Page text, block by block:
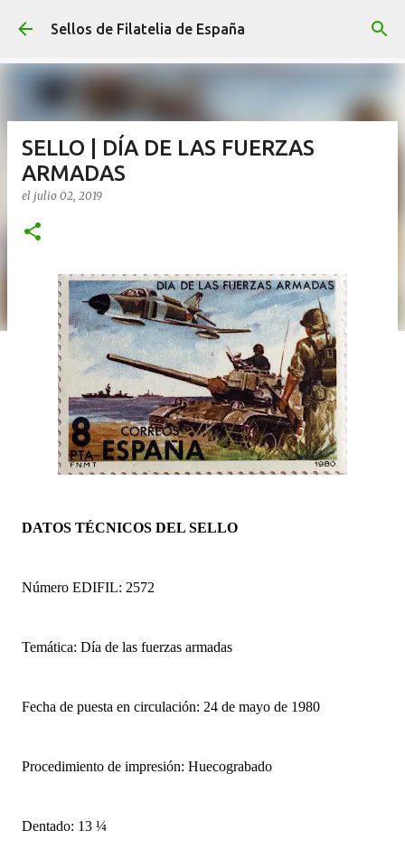
Ir al contenido principal
Sellos de Filatelia de España
SELLO | DÍA DE LAS FUERZAS
ARMADAS
el julio 02, 2019
DATOS TÉCNICOS DEL SELLO
Número EDIFIL: 2572
Temática: Día de las fuerzas armadas
Fecha de puesta en circulación: 24 de mayo de 1980
Procedimiento de impresión: Huecograbado
Dentado: 13 ¼